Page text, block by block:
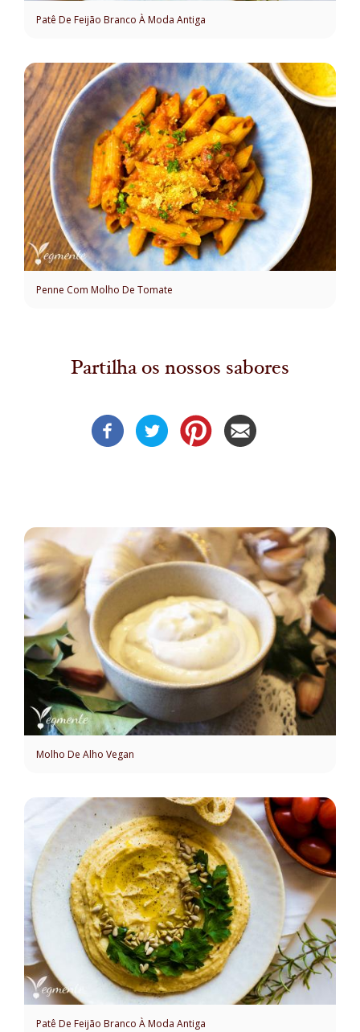
Patê De Feijão Branco À Moda Antiga
Penne Com Molho De Tomate
Partilha os nossos sabores
Molho De Alho Vegan
Patê De Feijão Branco À Moda Antiga